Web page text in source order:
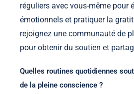
réguliers avec vous-même pour
émotionnels et pratiquer la
rejoignez une communauté de
pour obtenir du soutien et
Quelles routines quotidiennes
de la pleine conscience ?